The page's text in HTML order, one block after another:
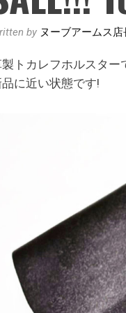
by ヌーブアームス店
トカレフホルスター
品に近い状態です!